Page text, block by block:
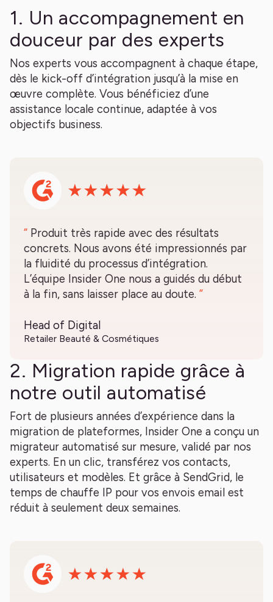
1. Un accompagnement en
douceur par des experts
Nos experts vous accompagnent à chaque étape,
dès le kick-off d’intégration jusqu’à la mise en
œuvre complète. Vous bénéficiez d’une
assistance locale continue, adaptée à vos
objectifs business.
“Produit très rapide avec des résultats
concrets. Nous avons été impressionnés par
la fluidité du processus d’intégration.
L’équipe Insider One nous a guidés du début
à la fin, sans laisser place au doute. ”
Head of Digital
Retailer Beauté & Cosmétiques
2. Migration rapide grâce à
notre outil automatisé
Fort de plusieurs années d’expérience dans la
migration de plateformes, Insider One a conçu un
migrateur automatisé sur mesure, validé par nos
experts. En un clic, transférez vos contacts,
utilisateurs et modèles. Et grâce à SendGrid, le
temps de chauffe IP pour vos envois email est
réduit à seulement deux semaines.